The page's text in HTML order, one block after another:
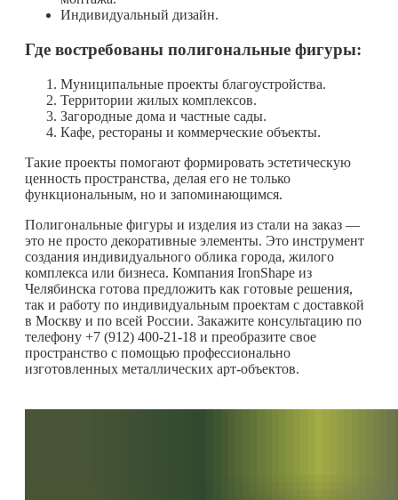
Индивидуальный дизайн.
Где востребованы полигональные фигуры:
Муниципальные проекты благоустройства.
Территории жилых комплексов.
Загородные дома и частные сады.
Кафе, рестораны и коммерческие объекты.
Такие проекты помогают формировать эстетическую
ценность пространства, делая его не только
функциональным, но и запоминающимся.
Полигональные фигуры и изделия из стали на заказ —
это не просто декоративные элементы. Это инструмент
создания индивидуального облика города, жилого
комплекса или бизнеса. Компания IronShape из
Челябинска готова предложить как готовые решения,
так и работу по индивидуальным проектам с доставкой
в Москву и по всей России. Закажите консультацию по
телефону +7 (912) 400-21-18 и преобразите свое
пространство с помощью профессионально
изготовленных металлических арт-объектов.